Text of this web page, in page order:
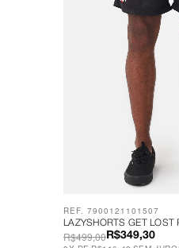
LAZYSHORTS GET LOST
R$349,30
R$499,00
REF. 7900121101507